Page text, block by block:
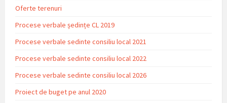
Oferte terenuri
Procese verbale ședințe CL 2019
Procese verbale sedinte consiliu local 2021
Procese verbale sedinte consiliu local 2022
Procese verbale sedinte consiliu local 2026
Proiect de buget pe anul 2020